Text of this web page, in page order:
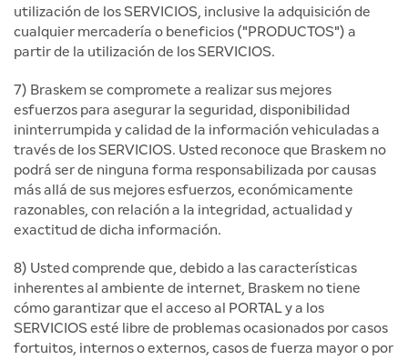
utilización de los SERVICIOS, inclusive la adquisición de
cualquier mercadería o beneficios ("PRODUCTOS") a
partir de la utilización de los SERVICIOS.
7) Braskem se compromete a realizar sus mejores
esfuerzos para asegurar la seguridad, disponibilidad
ininterrumpida y calidad de la información vehiculadas a
través de los SERVICIOS. Usted reconoce que Braskem no
podrá ser de ninguna forma responsabilizada por causas
más allá de sus mejores esfuerzos, económicamente
razonables, con relación a la integridad, actualidad y
exactitud de dicha información.
8) Usted comprende que, debido a las características
inherentes al ambiente de internet, Braskem no tiene
cómo garantizar que el acceso al PORTAL y a los
SERVICIOS esté libre de problemas ocasionados por casos
fortuitos, internos o externos, casos de fuerza mayor o por